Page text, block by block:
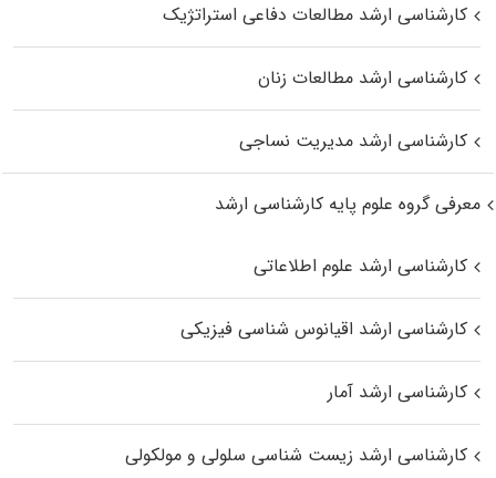
کارشناسی ارشد مطالعات دفاعی استراتژیک
کارشناسی ارشد مطالعات زنان
کارشناسی ارشد مدیریت نساجی
معرفی گروه علوم پایه کارشناسی ارشد
کارشناسی ارشد علوم اطلاعاتی
کارشناسی ارشد اقیانوس‌ شناسی فیزیکی
کارشناسی ارشد آمار
کارشناسی ارشد زیست شناسی سلولی و مولکولی